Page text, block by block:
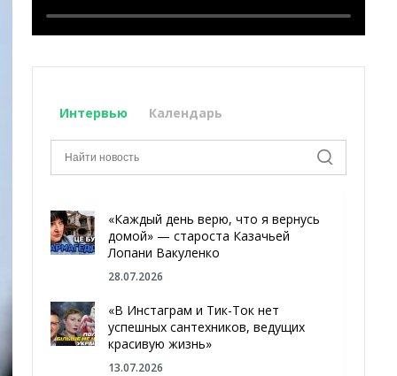
Интервью Календарь
«Каждый день верю, что я вернусь
домой» — староста Казачьей
Лопани Вакуленко
28.07.2026
«В Инстаграм и Тик-Ток нет
успешных сантехников, ведущих
красивую жизнь»
13.07.2026